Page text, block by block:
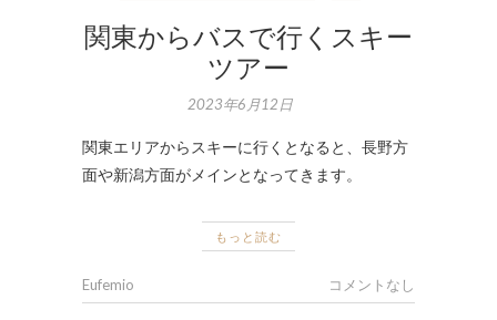
関東からバスで行くスキー
ツアー
2023年6月12日
関東エリアからスキーに行くとなると、長野方
面や新潟方面がメインとなってきます。
もっと読む
Eufemio コメントなし